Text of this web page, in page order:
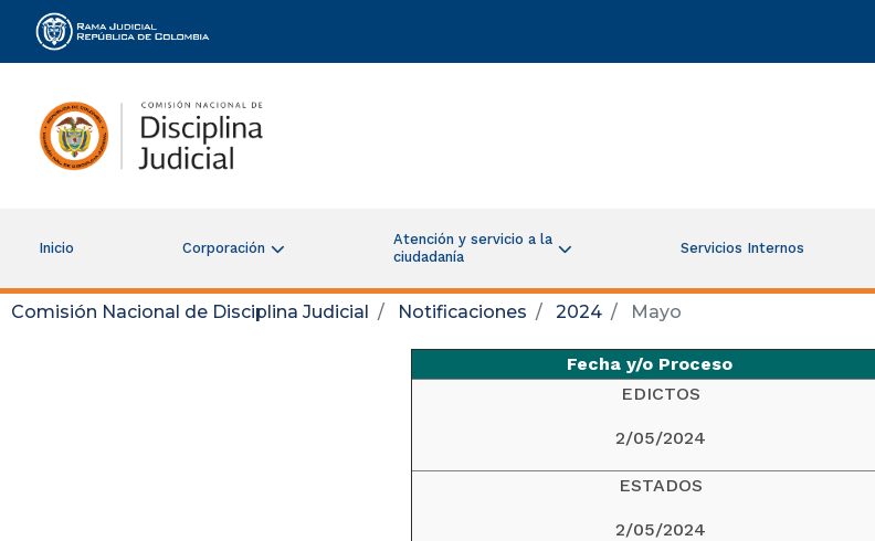
Rama Judicial
Inicio Corporación
Atención y servicio a la
ciudadanía
Servicios Internos
Comisión Nacional de Disciplina Judicial Notificaciones 2024 Mayo
Fecha y/o Proceso
EDICTOS
2/05/2024
ESTADOS
2/05/2024